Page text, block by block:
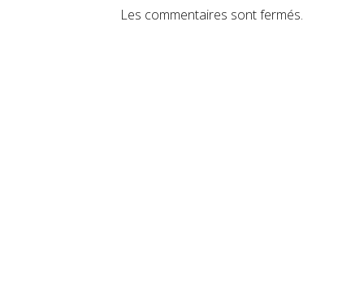
Les commentaires sont fermés.